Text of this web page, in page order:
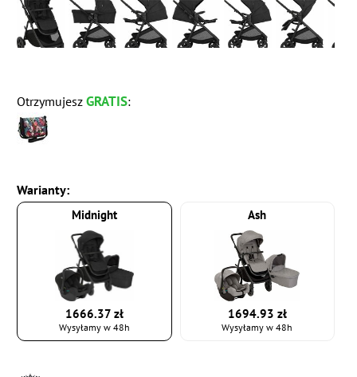
Warianty:
Midnight
1666.37 zł
Wysyłamy w 48h
Ash
1694.93 zł
Wysyłamy w 48h
OtrzymujeszGRATIS: